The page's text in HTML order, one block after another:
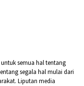
semua hal tentang
segala hal mulai dari
Liputan media